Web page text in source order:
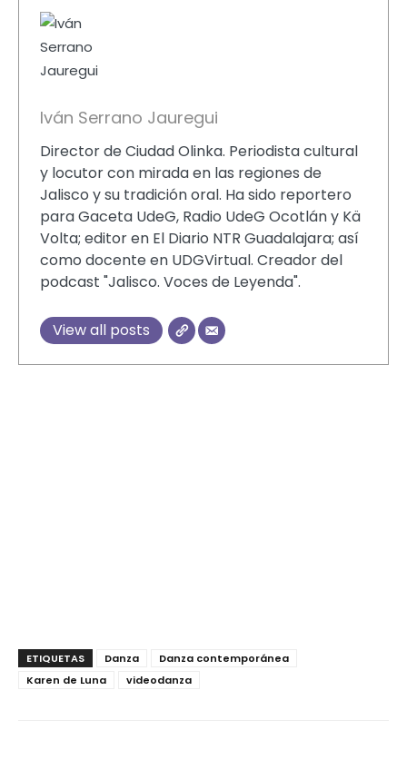
Iván Serrano Jauregui
Director de Ciudad Olinka. Periodista cultural
y locutor con mirada en las regiones de
Jalisco y su tradición oral. Ha sido reportero
para Gaceta UdeG, Radio UdeG Ocotlán y Kä
Volta; editor en El Diario NTR Guadalajara; así
como docente en UDGVirtual. Creador del
podcast "Jalisco. Voces de Leyenda".
View all posts
ETIQUETAS Danza
Danza contemporánea
Karen de Luna
videodanza